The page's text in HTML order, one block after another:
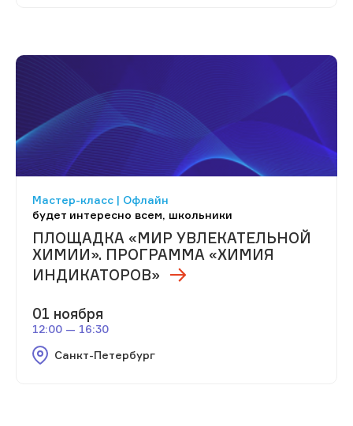
Мастер-класс | Офлайн
будет интересно всем, школьники
ПЛОЩАДКА «МИР УВЛЕКАТЕЛЬНОЙ
ХИМИИ». ПРОГРАММА «ХИМИЯ
ИНДИКАТОРОВ»
01 ноября
12:00 — 16:30
Санкт-Петербург